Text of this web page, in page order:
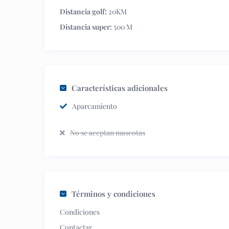
Distancia golf: 20KM
Distancia super: 500 M
Características adicionales
Aparcamiento
No se aceptan mascotas
Términos y condiciones
Condiciones